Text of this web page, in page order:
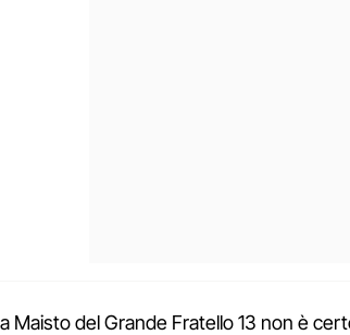
Maisto del Grande Fratello 13 non è